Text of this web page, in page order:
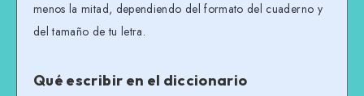
menos la mitad, dependiendo del formato del cuaderno y
del tamaño de tu letra.
Qué escribir en el diccionario